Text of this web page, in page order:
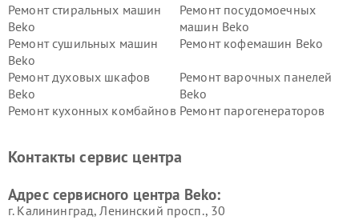
Ремонт стиральных машин
Beko
Ремонт посудомоечных
машин Beko
Ремонт сушильных машин
Beko
Ремонт кофемашин Beko
Ремонт духовых шкафов
Beko
Ремонт варочных панелей
Beko
Ремонт кухонных комбайнов Ремонт парогенераторов
Ремонт холодильников Beko Ремонт морозильных камер
Контакты сервис центра
Адрес сервисного центра Beko:
г. Калининград, Ленинский просп., 30